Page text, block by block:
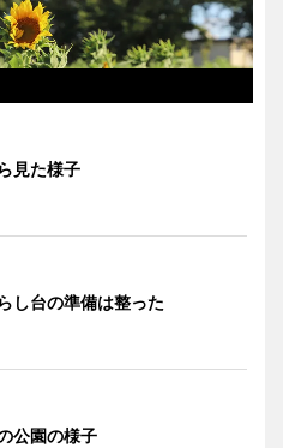
見た様子
し台の準備は整った
公園の様子